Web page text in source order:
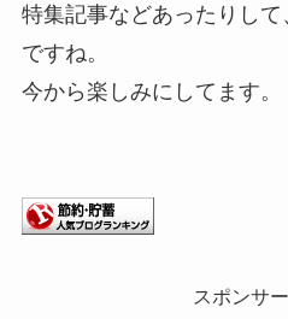
特集記事などあったりし
ですね。
今から楽しみにしてます。
スポンサ